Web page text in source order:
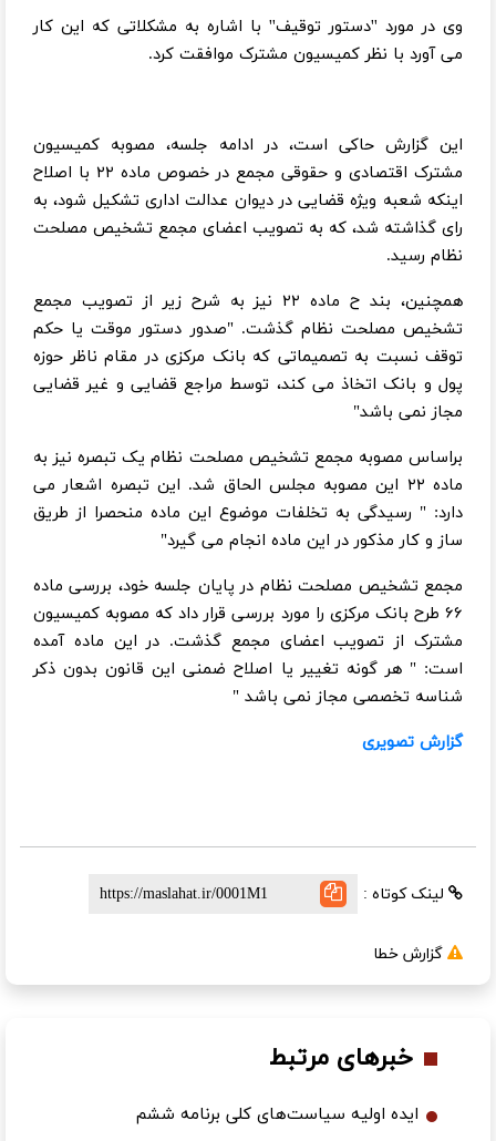
وی در مورد ''دستور توقیف'' با اشاره به مشکلاتی که این کار
می آورد با نظر کمیسیون مشترک موافقت کرد.
این گزارش حاکی است، در ادامه جلسه، مصوبه کمیسیون
مشترک اقتصادی و حقوقی مجمع در خصوص ماده ۲۲ با اصلاح
اینکه شعبه ویژه قضایی در دیوان عدالت اداری تشکیل شود، به
رای گذاشته شد، که به تصویب اعضای مجمع تشخیص مصلحت
نظام رسید.
همچنین، بند ح ماده ۲۲ نیز به شرح زیر از تصویب مجمع
تشخیص مصلحت نظام گذشت. "صدور دستور موقت یا حکم
توقف نسبت به تصمیماتی که بانک مرکزی در مقام ناظر حوزه
پول و بانک اتخاذ می کند، توسط مراجع قضایی و غیر قضایی
مجاز نمی باشد"
براساس مصوبه مجمع تشخیص مصلحت نظام یک تبصره نیز به
ماده ۲۲ این مصوبه مجلس الحاق شد. این تبصره اشعار می
دارد: " رسیدگی به تخلفات موضوع این ماده منحصرا از طریق
ساز و کار مذکور در این ماده انجام می گیرد"
مجمع تشخیص مصلحت نظام در پایان جلسه خود، بررسی ماده
۶۶ طرح بانک مرکزی را مورد بررسی قرار داد که مصوبه کمیسیون
مشترک از تصویب اعضای مجمع گذشت. در این ماده آمده
است: " هر گونه تغییر یا اصلاح ضمنی این قانون بدون ذکر
شناسه تخصصی مجاز نمی باشد "
گزارش تصویری
لینک کوتاه :
گزارش خطا
خبرهای مرتبط
ایده اولیه سیاست‌های کلی برنامه ششم